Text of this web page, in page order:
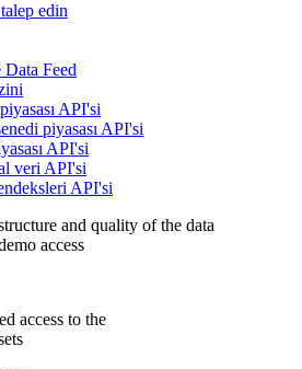
edin
Feed
API'si
piyasası API'si
API'si
veri API'si
API'si
and quality of the data
access
access to the